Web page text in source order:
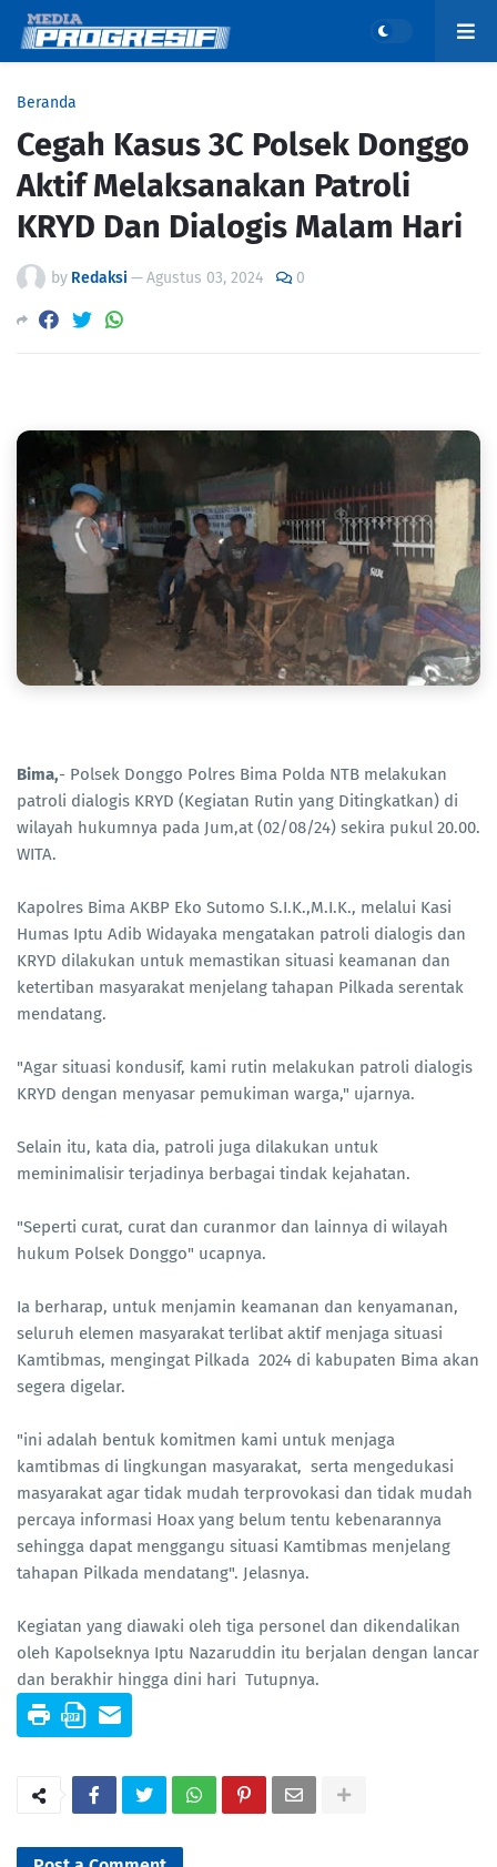
Beranda
Cegah Kasus 3C Polsek Donggo
Aktif Melaksanakan Patroli
KRYD Dan Dialogis Malam Hari
by Redaksi —Agustus 03, 2024 0
Bima,- Polsek Donggo Polres Bima Polda NTB melakukan
patroli dialogis KRYD (Kegiatan Rutin yang Ditingkatkan) di
wilayah hukumnya pada Jum,at (02/08/24) sekira pukul 20.00.
WITA.
Kapolres Bima AKBP Eko Sutomo S.I.K.,M.I.K., melalui Kasi
Humas Iptu Adib Widayaka mengatakan patroli dialogis dan
KRYD dilakukan untuk memastikan situasi keamanan dan
ketertiban masyarakat menjelang tahapan Pilkada serentak
mendatang.
"Agar situasi kondusif, kami rutin melakukan patroli dialogis
KRYD dengan menyasar pemukiman warga," ujarnya.
Selain itu, kata dia, patroli juga dilakukan untuk
meminimalisir terjadinya berbagai tindak kejahatan.
"Seperti curat, curat dan curanmor dan lainnya di wilayah
hukum Polsek Donggo" ucapnya.
Ia berharap, untuk menjamin keamanan dan kenyamanan,
seluruh elemen masyarakat terlibat aktif menjaga situasi
Kamtibmas, mengingat Pilkada 2024 di kabupaten Bima akan
segera digelar.
"ini adalah bentuk komitmen kami untuk menjaga
kamtibmas di lingkungan masyarakat, serta mengedukasi
masyarakat agar tidak mudah terprovokasi dan tidak mudah
percaya informasi Hoax yang belum tentu kebenarannya
sehingga dapat menggangu situasi Kamtibmas menjelang
tahapan Pilkada mendatang". Jelasnya.
Kegiatan yang diawaki oleh tiga personel dan dikendalikan
oleh Kapolseknya Iptu Nazaruddin itu berjalan dengan lancar
dan berakhir hingga dini hari Tutupnya.